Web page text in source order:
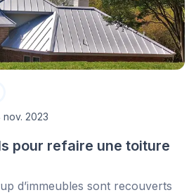
nov. 2023
pour refaire une toiture
d’immeubles sont recouverts